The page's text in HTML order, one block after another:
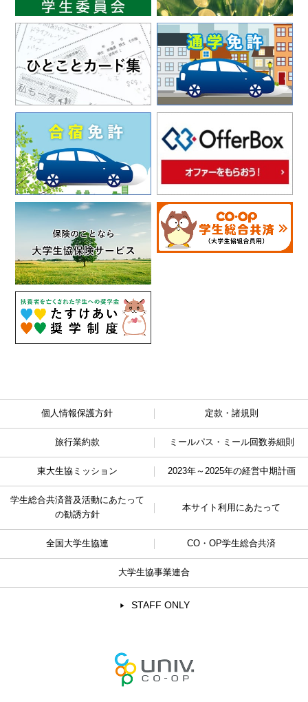
個人情報保護方針 定款・諸規則
旅行業約款 ミールパス・ミール回数券細則
東大生協ミッション 2023年～2025年の経営中期計画
学生総合共済普及活動にあたって
の勧誘方針
本サイト利用にあたって
全国大学生協連 CO・OP学生総合共済
大学生協事業連合
STAFF ONLY